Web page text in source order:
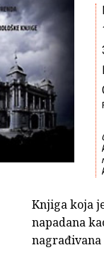
Knjiga koja
napadana